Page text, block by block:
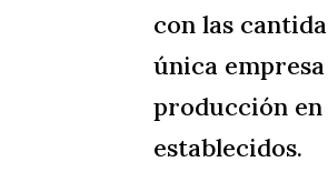
con las
única
producción en
establecidos.